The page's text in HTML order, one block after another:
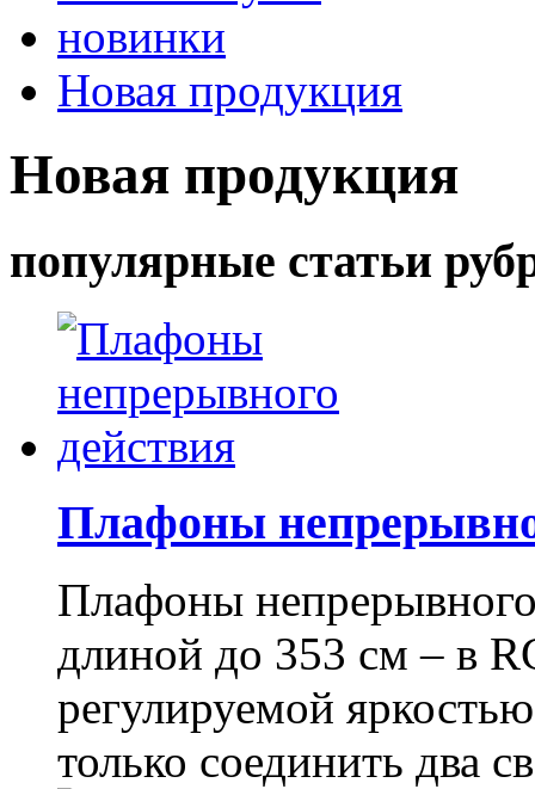
новинки
Новая продукция
Новая продукция
популярные статьи
Плафоны
Плафоны
длиной до 353 см – в
регулируемой
только соединить два